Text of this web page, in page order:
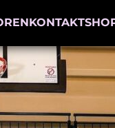
KONTAKT